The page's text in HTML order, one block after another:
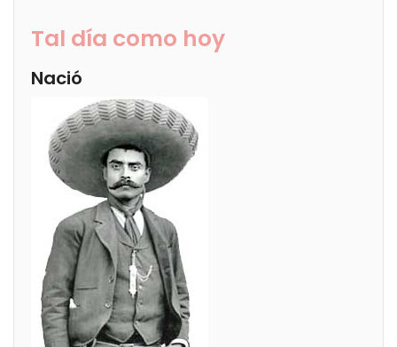
Tal día como hoy
Nació